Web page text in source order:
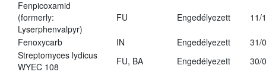
Fenpicoxamid
(formerly:
Lyserphenvalpyr)
FU Engedélyezett 11/
Fenoxycarb IN Engedélyezett
31/
Streptomyces lydicus
WYEC 108
FU, BA Engedélyezett
30/